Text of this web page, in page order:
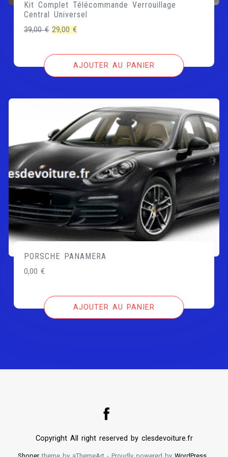
Kit Complet Télécommande Verrouillage
Central Universel
39,00€ Le
initial
29,00€
actuel
est :
AJOUTER AU PANIER
PORSCHE PANAMERA
0,00€
AJOUTER AU PANIER
Copyright All right reserved by clesdevoiture.fr